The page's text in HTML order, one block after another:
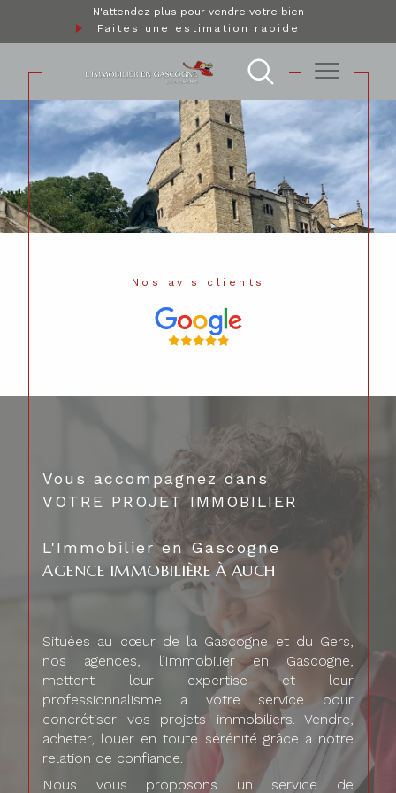
N'attendez plus pour vendre votre bien
Faites une estimation rapide
Nos avis clients
Vous accompagnez dans
VOTRE PROJET IMMOBILIER
L'Immobilier en Gascogne
AGENCE IMMOBILIÈRE À AUCH
Situées au cœur de la Gascogne et du Gers,
nos agences, l’Immobilier en Gascogne,
mettent leur expertise et leur
professionnalisme a votre service pour
concrétiser vos projets immobiliers. Vendre,
acheter, louer en toute sérénité grâce à notre
relation de confiance.
Nous vous proposons un service de